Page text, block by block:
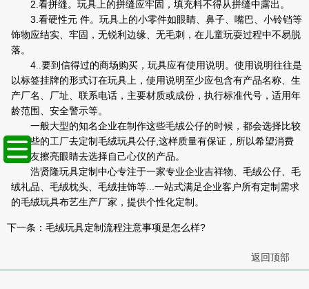
2.看拼缝。玩具上的拼缝应牢固，填充料不得从拼缝中露出。
3.看硬性元 件。玩具上的小零件如眼睛、鼻子、嘴巴、小铃铛等
饰物应结实、牢固，无锐利边缘、无毛刺，在儿童玩耍过程中不易脱
落。
4..要到信得过的商场购买，玩具应有使用说明。使用说明往往是
以标签挂牌的形式订在玩具上，使用说明至少应包含有产品名称、生
产厂名、厂址、联系电话，主要材质或成份，执行标准代号，适用年
龄范围、安全警示等。
一般大型的知名企业在制作这些毛绒公仔的时候，都会选择比较
大一些的工厂去定制毛绒玩具公仔,这样质量有保证，所以希望消费
者朋友擦亮眼睛去选择自己心仪的产品。
浩贤隆玩具定制中心专注于一家专业企业吉祥物、毛绒公仔、毛
绒礼品、毛绒枕头、毛绒挂饰等...一站式满足企业客户所有定制需求
的毛绒玩具布艺生产厂家，提供个性化定制。
下一条： 毛绒玩具定制流程注意事项是怎么样?
返回顶部